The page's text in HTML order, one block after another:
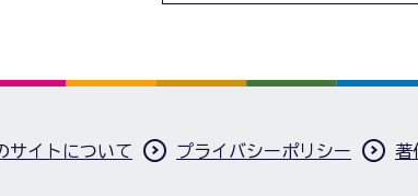
サイトについて プライバシーポリシー 著